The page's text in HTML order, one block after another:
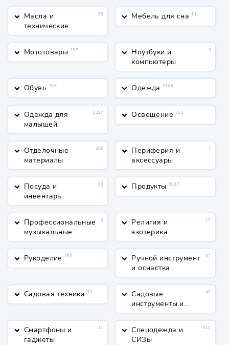
keyboard_arrow_down Масла и
технические
жидкости
59 keyboard_arrow_down Мебель для сна 11
keyboard_arrow_down Мототовары 157 keyboard_arrow_down Ноутбуки и
компьютеры
9
keyboard_arrow_down Обувь 766 keyboard_arrow_down Одежда 2166
keyboard_arrow_down Одежда для
малышей
1297 keyboard_arrow_down Освещение 551
keyboard_arrow_down Отделочные
материалы
205 keyboard_arrow_down Периферия и
аксессуары
7
keyboard_arrow_down Посуда и
инвентарь
93 keyboard_arrow_down Продукты 5027
keyboard_arrow_down Профессиональные
музыкальные
инструменты
8 keyboard_arrow_down Религия и
эзотерика
17
keyboard_arrow_down Рукоделие 153 keyboard_arrow_down Ручной инструмент
и оснастка
63
keyboard_arrow_down Садовая техника 33 keyboard_arrow_down Садовые
инструменты и
полив
41
keyboard_arrow_down Смартфоны и
гаджеты
11 keyboard_arrow_down Спецодежда и
СИЗы
610